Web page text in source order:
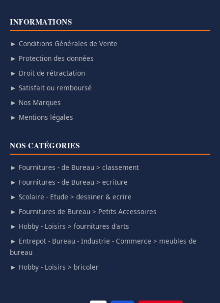
INFORMATIONS
► Conditions Générales de Vente
► Protection des données
► Droit de rétractation
► Satisfait ou remboursé
► Nos Marques
► Mentions légales
NOS CATÉGORIES
► Fournitures - de Bureau > classement
► Fournitures - de Bureau > ecriture
► Scolaire - Etude > dessiner & ecrire
► Fournitures de Bureau > Petits Accessoires
► Hobby - Loisirs > fournitures d'arts
► Entrepot - Bureau - Industrie - Commerce > meubles de
bureau
► Hobby - Loisirs > bricoler